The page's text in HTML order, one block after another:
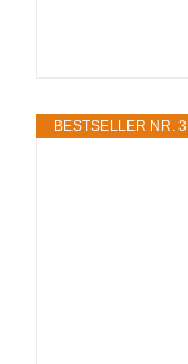
BESTSELLER NR. 3